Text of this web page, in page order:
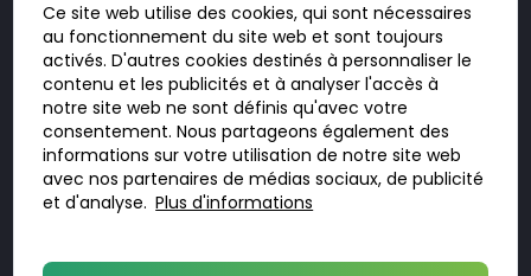
Doktorabc.com est une plateforme de mise en relation et n’est pas une
pharmacie en ligne. Nous ne vendons ni ne livrons de médicaments ou
autres produits. Les informations sur les produits, médicaments et prix
n’ont pas valeur d’offre. Vous êtes responsable du respect des lois en
vigueur dans votre pays. L’utilisation du site se fait à vos risques et sous
votre responsabilité. Vous visitez et utilisez ce site de votre propre
initiative.
Ce site web utilise des cookies, qui sont nécessaires
au fonctionnement du site web et sont toujours
activés. D'autres cookies destinés à personnaliser le
contenu et les publicités et à analyser l'accès à
notre site web ne sont définis qu'avec votre
consentement. Nous partageons également des
informations sur votre utilisation de notre site web
avec nos partenaires de médias sociaux, de publicité
et d'analyse. Plus d'informations